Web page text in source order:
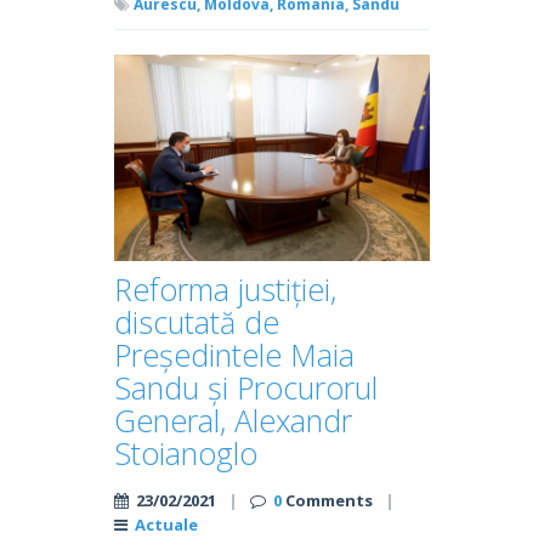
Reforma justiției,
discutată de
Președintele Maia
Sandu și Procurorul
General, Alexandr
Stoianoglo
23/02/2021 | 0 Comments
|
Actuale